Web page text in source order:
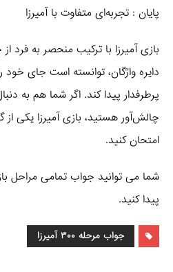
پایان : تجربه‌ای متفاوت با آمیرزا
بازی آمیرزا با ترکیب منحصر به فرد
دایره واژگان، توانسته است جای خود
پرطرفدار پیدا کند. اگر شما هم به
چالش‌آور هستید، بازی آمیرزا یکی از
امتحان کنید.
شما می توانید جواب تمامی مراحل
پیدا کنید.
جواب مرحله ۳۰۰ آمیرزا